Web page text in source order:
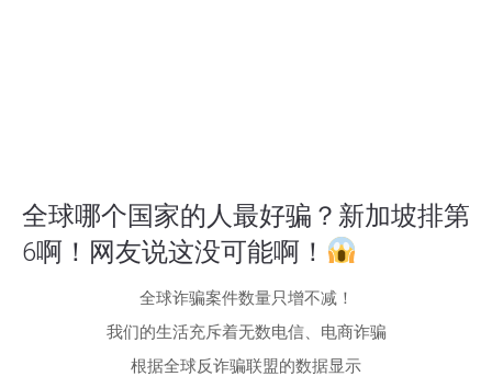
全球哪个国家的人最好骗？新加坡排第
6啊！网友说这没可能啊！
全球诈骗案件数量只增不减！
我们的生活充斥着无数电信、电商诈骗
根据全球反诈骗联盟的数据显示